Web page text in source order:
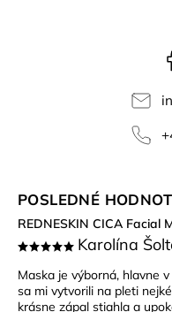
POSLEDNÉ
REDNESKIN CICA Facial
Karolína
Maska je výborná, hlavne
sa mi vytvorili na pleti
krásne zápal stiahla a